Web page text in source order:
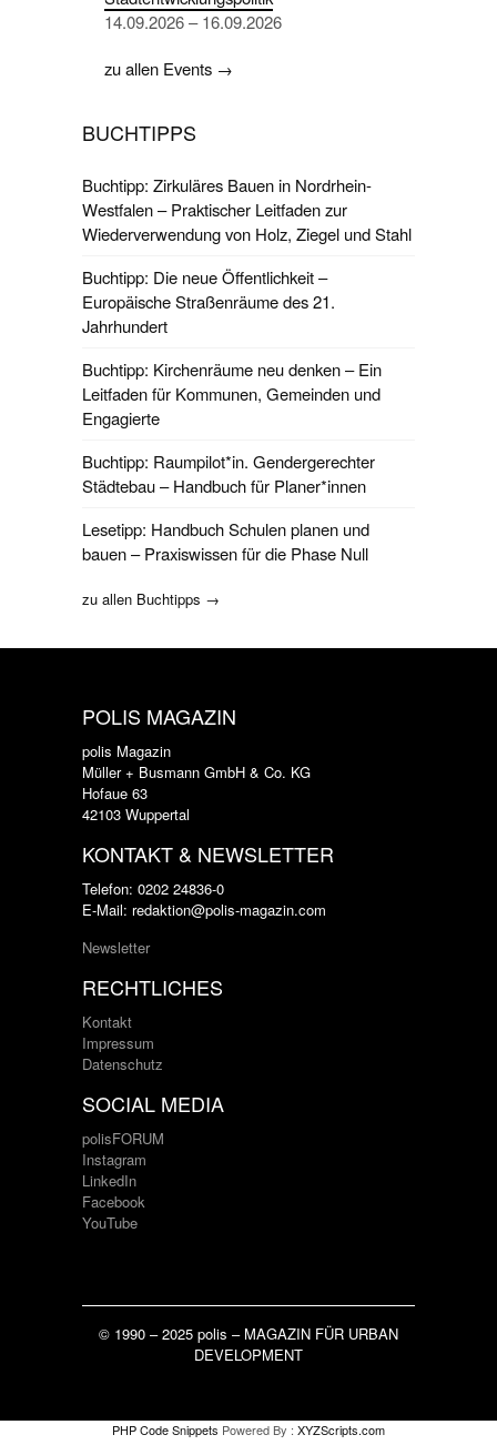
14.09.2026 – 16.09.2026
zu allen Events →
BUCHTIPPS
Buchtipp: Zirkuläres Bauen in Nordrhein-
Westfalen – Praktischer Leitfaden zur
Wiederverwendung von Holz, Ziegel und Stahl
Buchtipp: Die neue Öffentlichkeit –
Europäische Straßenräume des 21.
Jahrhundert
Buchtipp: Kirchenräume neu denken – Ein
Leitfaden für Kommunen, Gemeinden und
Engagierte
Buchtipp: Raumpilot*in. Gendergerechter
Städtebau – Handbuch für Planer*innen
Lesetipp: Handbuch Schulen planen und
bauen – Praxiswissen für die Phase Null
zu allen Buchtipps →
POLIS MAGAZIN
polis Magazin
Müller + Busmann GmbH & Co. KG
Hofaue 63
42103 Wuppertal
KONTAKT & NEWSLETTER
Telefon: 0202 24836-0
E-Mail: redaktion@polis-magazin.com
Newsletter
RECHTLICHES
Kontakt
Impressum
Datenschutz
SOCIAL MEDIA
polisFORUM
Instagram
LinkedIn
Facebook
YouTube
© 1990 – 2025 polis – MAGAZIN FÜR URBAN
DEVELOPMENT
PHP Code Snippets Powered By : XYZScripts.com